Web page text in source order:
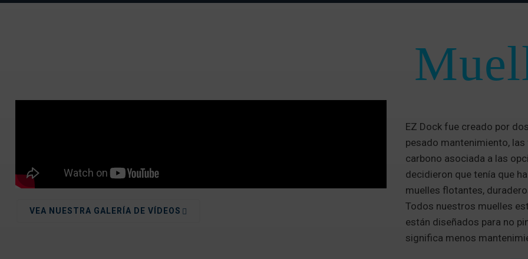
VEA NUESTRA GALERÍA DE VÍDEOS
EZ Dock fue creado por
pesado mantenimiento,
carbono asociada a las
decidieron que tenía que
muelles flotantes,
Todos nuestros muelles
están diseñados para no
significa menos